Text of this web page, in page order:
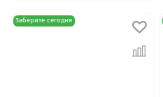
Заберите сегодня